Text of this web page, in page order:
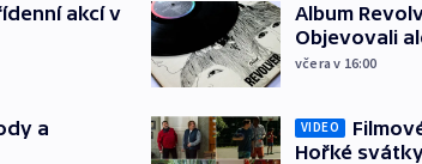
akcí v
a
Album
Objevovali
včera v 16:00
VIDEO
Hořké